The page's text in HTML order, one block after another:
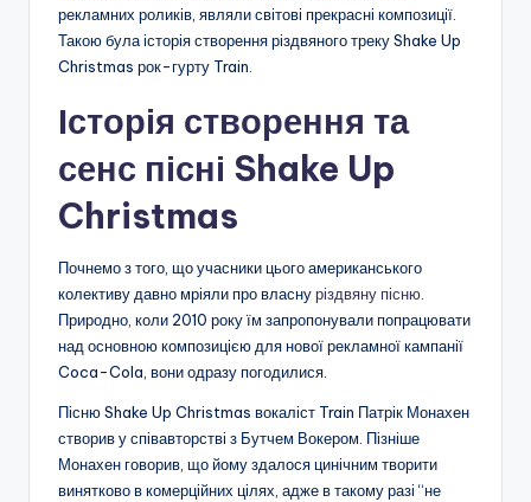
рекламних роликів, являли світові прекрасні композиції.
Такою була історія створення різдвяного треку Shake Up
Christmas рок-гурту Train.
Історія створення та
сенс пісні Shake Up
Christmas
Почнемо з того, що учасники цього американського
колективу давно мріяли про власнуріздвяну пісню.
Природно, коли 2010 року їм запропонували попрацювати
над основною композицією для нової рекламної кампанії
Coca-Cola, вони одразу погодилися.
Пісню Shake Up Christmas вокаліст Train Патрік Монахен
створив у співавторстві з Бутчем Вокером. Пізніше
Монахен говорив, що йому здалося цинічним творити
винятково в комерційних цілях, адже в такому разі “не